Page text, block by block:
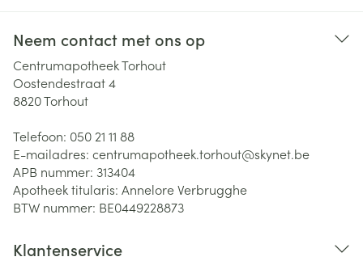
Neem contact met ons op
Centrumapotheek Torhout
Oostendestraat 4
8820Torhout
Telefoon: 050 21 11 88
E-mailadres: centrumapotheek.torhout@skynet.be
APB nummer: 313404
Apotheek titularis: Annelore Verbrugghe
BTW nummer: BE0449228873
Klantenservice